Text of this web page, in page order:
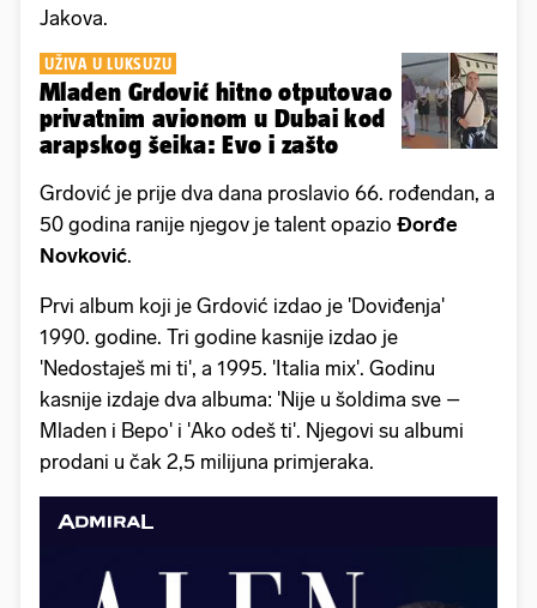
Jakova.
UŽIVA U LUKSUZU
Mladen Grdović hitno otputovao
privatnim avionom u Dubai kod
arapskog šeika: Evo i zašto
Grdović je prije dva dana proslavio 66. rođendan, a
50 godina ranije njegov je talent opazio Đorđe
Novković.
Prvi album koji je Grdović izdao je 'Doviđenja'
1990. godine. Tri godine kasnije izdao je
'Nedostaješ mi ti', a 1995. 'Italia mix'. Godinu
kasnije izdaje dva albuma: 'Nije u šoldima sve –
Mladen i Bepo' i 'Ako odeš ti'. Njegovi su albumi
prodani u čak 2,5 milijuna primjeraka.